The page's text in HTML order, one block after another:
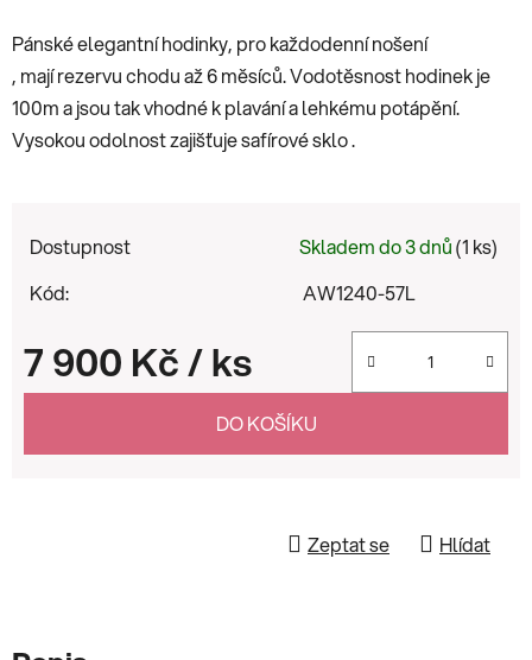
Pánské elegantní hodinky, pro každodenní nošení
, mají rezervu chodu až 6 měsíců. Vodotěsnost hodinek je
100m a jsou tak vhodné k plavání a lehkému potápění.
Vysokou odolnost zajišťuje safírové sklo .
Dostupnost Skladem do 3 dnů(1 ks)
Kód:
AW1240-57L
7 900 Kč/ ks
Měrná cena:
DO KOŠÍKU
Zeptat se Hlídat